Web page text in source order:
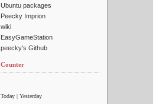
Ubuntu packages
Peecky Imprion
wiki
EasyGameStation
peecky's Github
Counter
Today | Yesterday